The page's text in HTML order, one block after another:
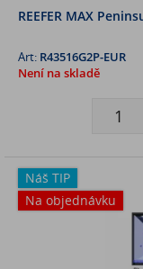
REEFER MAX
Art: R43516G2P-EUR
Není na skladě
Náš TIP
Na objednávku